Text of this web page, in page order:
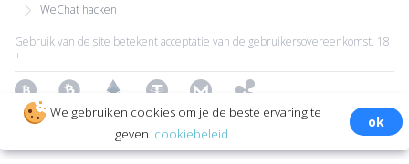
WeChat hacken
Gebruik van de site betekent acceptatie van de gebruikersovereenkomst. 18
+
BitcoinBitcoin CashEthereumTetherMoneroRipple
Copyright ©2026 All Rights Reserved.
Alle handelsmerken zijn
eigendom van hun respectieve eigenaars.
We gebruiken cookies om je de beste ervaring te
geven. cookiebeleid
ok